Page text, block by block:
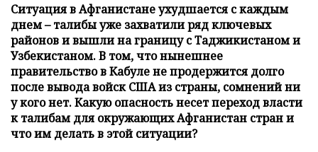
Ситуация в Афганистане ухудшается с каждым
днем – талибы уже захватили ряд ключевых
районов и вышли на границу с Таджикистаном и
Узбекистаном. В том, что нынешнее
правительство в Кабуле не продержится долго
после вывода войск США из страны, сомнений ни
у кого нет. Какую опасность несет переход власти
к талибам для окружающих Афганистан стран и
что им делать в этой ситуации?